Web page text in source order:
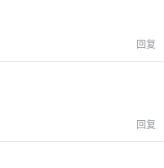
回复
回复